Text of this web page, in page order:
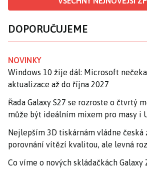
DOPORUČUJEME
NOVINKY
Windows 10 žije dál: Microsoft
aktualizace až do října 2027
Řada Galaxy S27 se rozroste o čtvrtý
může být ideálním mixem pro masy i
Nejlepším 3D tiskárnám vládne česká
porovnání vítězí kvalitou, ale levná
Co víme o nových skládačkách Galaxy